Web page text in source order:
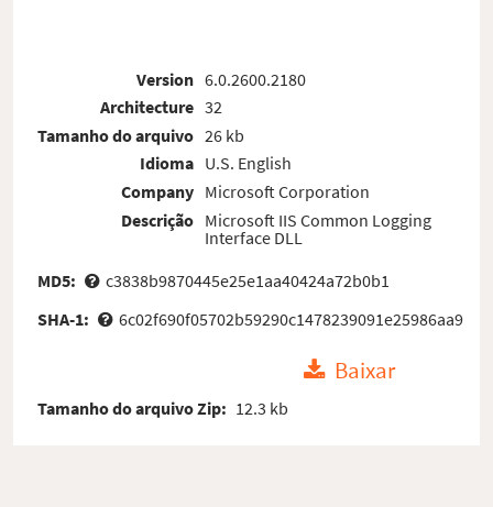
Version
Architecture
Tamanho do arquivo
Idioma
Company
Descrição
6.0.2600.2180
32
26 kb
U.S. English
Microsoft Corporation
Microsoft IIS Common Logging
Interface DLL
MD5:
c3838b9870445e25e1aa40424a72b0b1
SHA-1:
6c02f690f05702b59290c1478239091e25986aa9
Baixar
Tamanho do arquivo Zip: 12.3 kb